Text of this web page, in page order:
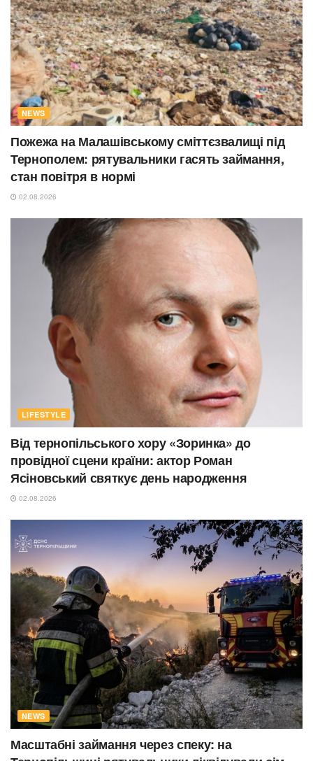
NEWS
Пожежа на Малашівському сміттєзвалищі під
Тернополем: рятувальники гасять займання,
стан повітря в нормі
02.08.2026
LIFESTYLE
Від тернопільського хору «Зоринка» до
провідної сцени країни: актор Роман
Ясіновський святкує день народження
02.08.2026
NEWS
Масштабні займання через спеку: на